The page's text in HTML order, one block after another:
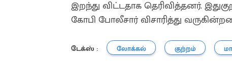
இறந்து விட்டதாக தெரிவித்தனர்.
கோபி போலீசார் விசாரித்து
டேக்ஸ் : லோக்கல் குற்றம்